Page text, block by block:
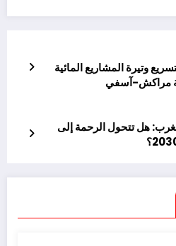
وتيرة المشاريع المائية
مراكش-آسفي
هل تتحول الرحمة إلى